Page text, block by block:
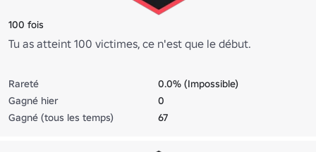
100 fois
Tu as atteint 100 victimes, ce n'est que le début.
Rareté
0.0% (Impossible)
Gagné hier
0
Gagné (tous les temps)
67